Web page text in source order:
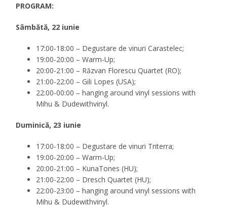
PROGRAM:
Sâmbătă, 22 iunie
17:00-18:00 – Degustare de vinuri Carastelec;
19:00-20:00 – Warm-Up;
20:00-21:00 – Răzvan Florescu Quartet (RO);
21:00-22:00 – Gili Lopes (USA);
22:00-00:00 – hanging around vinyl sessions with
Mihu & Dudewithvinyl.
Duminică, 23 iunie
17:00-18:00 – Degustare de vinuri Triterra;
19:00-20:00 – Warm-Up;
20:00-21:00 – KunaTones (HU);
21:00-22:00 – Dresch Quartet (HU);
22:00-23:00 – hanging around vinyl sessions with
Mihu & Dudewithvinyl.